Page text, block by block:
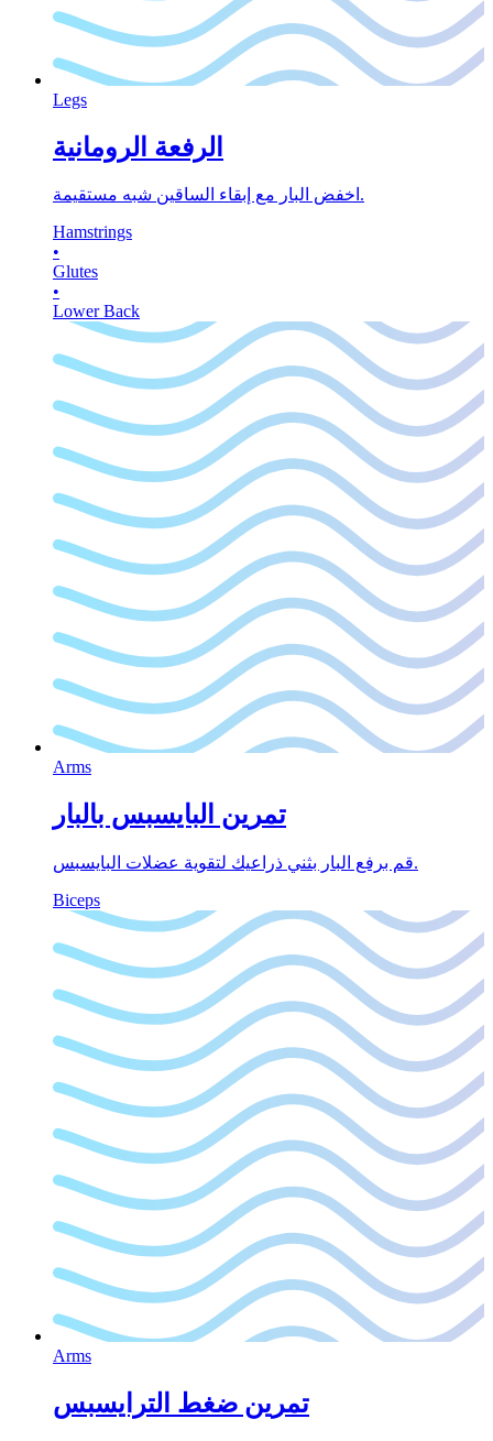
Legs
الرفعة الرومانية
اخفض البار مع إبقاء الساقين شبه مستقيمة.
Hamstrings
•
Glutes
•
Lower Back
Arms
تمرين البايسبس بالبار
قم برفع البار بثني ذراعيك لتقوية عضلات البايسبس.
Biceps
Arms
تمرين ضغط الترايسبس